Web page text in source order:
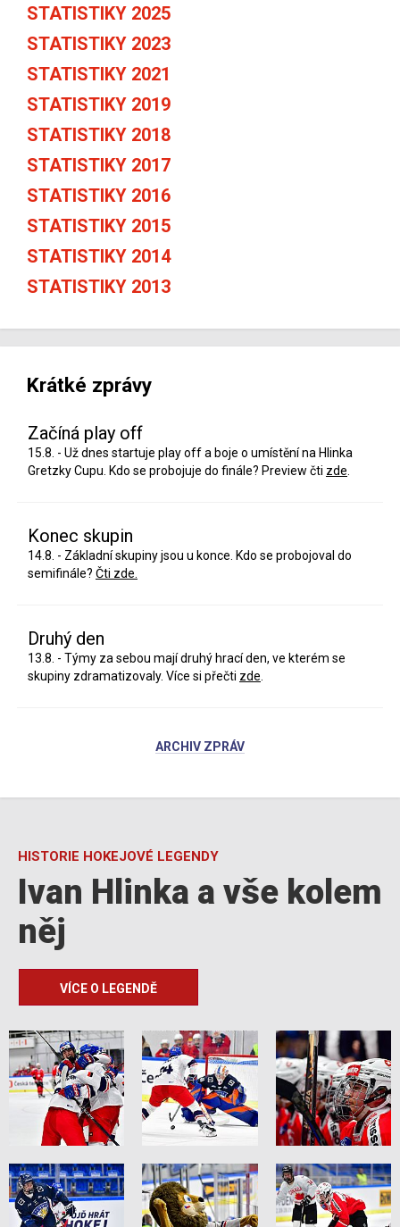
STATISTIKY 2025
STATISTIKY 2023
STATISTIKY 2021
STATISTIKY 2019
STATISTIKY 2018
STATISTIKY 2017
STATISTIKY 2016
STATISTIKY 2015
STATISTIKY 2014
STATISTIKY 2013
Krátké zprávy
Začíná play off
15.8. - Už dnes startuje play off a boje o umístění na Hlinka
Gretzky Cupu. Kdo se probojuje do finále? Preview čti zde
Konec skupin
14.8. - Základní skupiny jsou u konce. Kdo se probojoval do
semifinále? Čti zde.
Druhý den
13.8. - Týmy za sebou mají druhý hrací den, ve kterém se
skupiny zdramatizovaly. Více si přečti zde
ARCHIV ZPRÁV
HISTORIE HOKEJOVÉ LEGENDY
Ivan Hlinka a vše kolem
něj
VÍCE O LEGENDĚ